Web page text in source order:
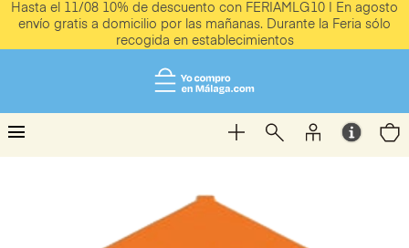
Hasta el 11/08 10% de descuento con FERIAMLG10 | En agosto
envío gratis a domicilio por las mañanas. Durante la Feria sólo
recogida en establecimientos
menu